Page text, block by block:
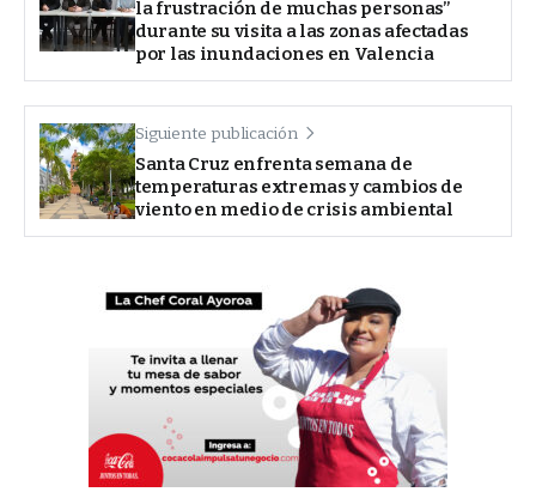
la frustración de muchas personas”
durante su visita a las zonas afectadas
por las inundaciones en Valencia
Siguiente publicación
Santa Cruz enfrenta semana de
temperaturas extremas y cambios de
viento en medio de crisis ambiental